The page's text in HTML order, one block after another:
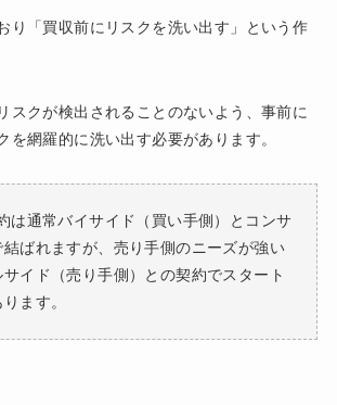
り「買収前にリスクを洗い出す」という作
スクが検出されることのないよう、事前に
を網羅的に洗い出す必要があります。
は通常バイサイド（買い手側）とコンサ
ばれますが、売り手側のニーズが強い
イド（売り手側）との契約でスタート
ます。